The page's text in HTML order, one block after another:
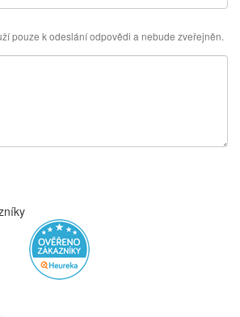
pouze k odeslání odpovědi a nebude zveřejněn.